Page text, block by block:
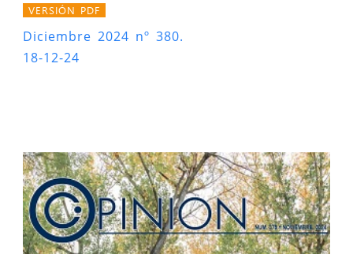
VERSIÓN PDF
Diciembre 2024 nº 380.
18-12-24